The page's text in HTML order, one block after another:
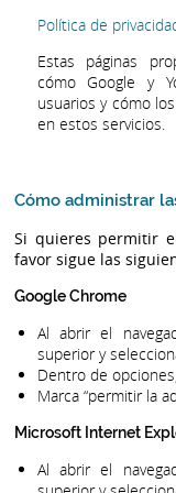
Política de
Estas páginas
cómo Google y
usuarios y cómo
en estos servicios.
Cómo administrar
Si quieres permitir
favor sigue las
Google Chrome
Al abrir el
superior y
Dentro de
Marca “permitir la
Microsoft Internet
Al abrir el